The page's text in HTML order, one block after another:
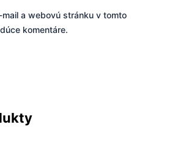
mail a webovú stránku v tomto
komentáre.